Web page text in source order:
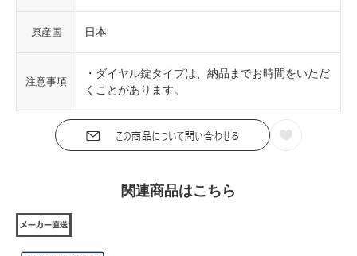
原産国 日本
注意事項
・ダイヤル錠タイプは、納品までお時間をいただ
くことがあります。
関連商品はこちら